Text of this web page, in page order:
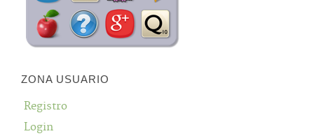
ZONA USUARIO
Registro
Login